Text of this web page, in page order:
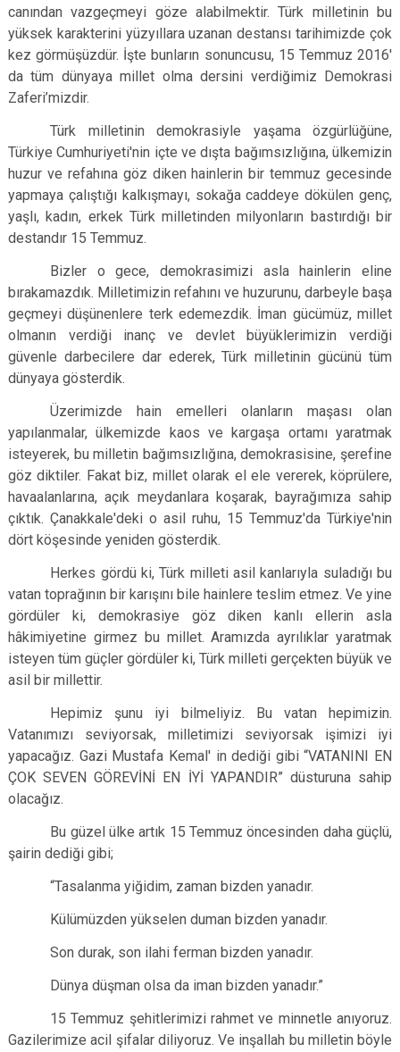
canından vazgeçmeyi göze alabilmektir. Türk milletinin bu
yüksek karakterini yüzyıllara uzanan destansı tarihimizde çok
kez görmüşüzdür. İşte bunların sonuncusu, 15 Temmuz 2016'
da tüm dünyaya millet olma dersini verdiğimiz Demokrasi
Zaferi’mizdir.
Türk milletinin demokrasiyle yaşama özgürlüğüne,
Türkiye Cumhuriyeti'nin içte ve dışta bağımsızlığına, ülkemizin
huzur ve refahına göz diken hainlerin bir temmuz gecesinde
yapmaya çalıştığı kalkışmayı, sokağa caddeye dökülen genç,
yaşlı, kadın, erkek Türk milletinden milyonların bastırdığı bir
destandır 15 Temmuz.
Bizler o gece, demokrasimizi asla hainlerin eline
bırakamazdık. Milletimizin refahını ve huzurunu, darbeyle başa
geçmeyi düşünenlere terk edemezdik. İman gücümüz, millet
olmanın verdiği inanç ve devlet büyüklerimizin verdiği
güvenle darbecilere dar ederek, Türk milletinin gücünü tüm
dünyaya gösterdik.
Üzerimizde hain emelleri olanların maşası olan
yapılanmalar, ülkemizde kaos ve kargaşa ortamı yaratmak
isteyerek, bu milletin bağımsızlığına, demokrasisine, şerefine
göz diktiler. Fakat biz, millet olarak el ele vererek, köprülere,
havaalanlarına, açık meydanlara koşarak, bayrağımıza sahip
çıktık. Çanakkale'deki o asil ruhu, 15 Temmuz'da Türkiye'nin
dört köşesinde yeniden gösterdik.
Herkes gördü ki, Türk milleti asil kanlarıyla suladığı bu
vatan toprağının bir karışını bile hainlere teslim etmez. Ve yine
gördüler ki, demokrasiye göz diken kanlı ellerin asla
hâkimiyetine girmez bu millet. Aramızda ayrılıklar yaratmak
isteyen tüm güçler gördüler ki, Türk milleti gerçekten büyük ve
asil bir millettir.
Hepimiz şunu iyi bilmeliyiz. Bu vatan hepimizin.
Vatanımızı seviyorsak, milletimizi seviyorsak işimizi iyi
yapacağız. Gazi Mustafa Kemal' in dediği gibi “VATANINI EN
ÇOK SEVEN GÖREVİNİ EN İYİ YAPANDIR” düsturuna sahip
olacağız.
Bu güzel ülke artık 15 Temmuz öncesinden daha güçlü,
şairin dediği gibi;
“Tasalanma yiğidim, zaman bizden yanadır.
Külümüzden yükselen duman bizden yanadır.
Son durak, son ilahi ferman bizden yanadır.
Dünya düşman olsa da iman bizden yanadır.”
15 Temmuz şehitlerimizi rahmet ve minnetle anıyoruz.
Gazilerimize acil şifalar diliyoruz. Ve inşallah bu milletin böyle